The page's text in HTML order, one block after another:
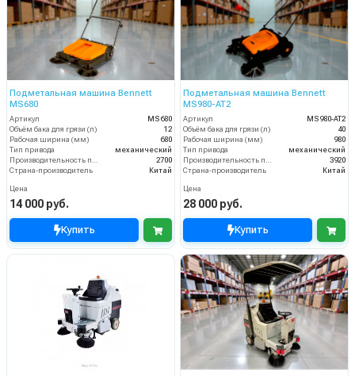
Подметальная машина Bennett
MS680
Артикул
MS680
Объём бака для грязи (л)
12
Рабочая ширина (мм)
680
Тип привода
механический
Производительность по площади (м2/ч)
2700
Страна-производитель
Китай
Цена
14 000 руб.
Купить
Подметальная машина Bennett
MS980-AT2
Артикул
MS980-AT2
Объём бака для грязи (л)
40
Рабочая ширина (мм)
980
Тип привода
механический
Производительность по площади (м2/ч)
3920
Страна-производитель
Китай
Цена
28 000 руб.
Купить